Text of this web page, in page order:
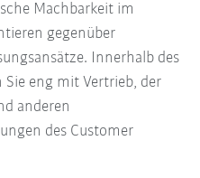
Machbarkeit im
gegenüber
Innerhalb des
eng mit Vertrieb, der
anderen
des Customer